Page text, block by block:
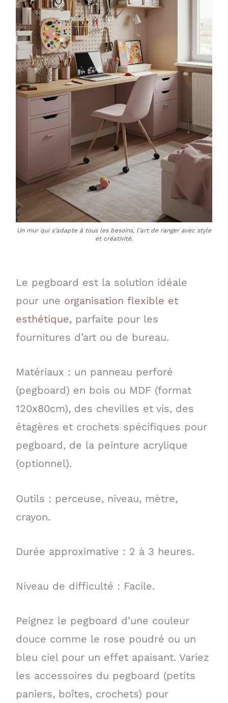
Un mur qui s’adapte à tous les besoins, l’art de ranger avec style
et créativité.
Le pegboard est la solution idéale
pour une organisation flexible et
esthétique, parfaite pour les
fournitures d’art ou de bureau.
Matériaux : un panneau perforé
(pegboard) en bois ou MDF (format
120x80cm), des chevilles et vis, des
étagères et crochets spécifiques pour
pegboard, de la peinture acrylique
(optionnel).
Outils : perceuse, niveau, mètre,
crayon.
Durée approximative : 2 à 3 heures.
Niveau de difficulté : Facile.
Peignez le pegboard d’une couleur
douce comme le rose poudré ou un
bleu ciel pour un effet apaisant. Variez
les accessoires du pegboard (petits
paniers, boîtes, crochets) pour